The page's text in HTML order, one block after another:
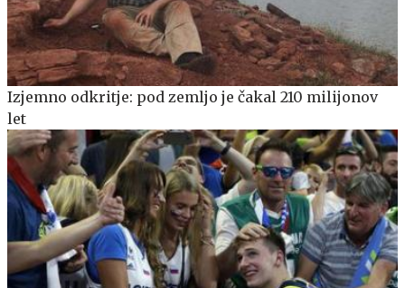
Izjemno odkritje: pod zemljo je čakal 210 milijonov
let